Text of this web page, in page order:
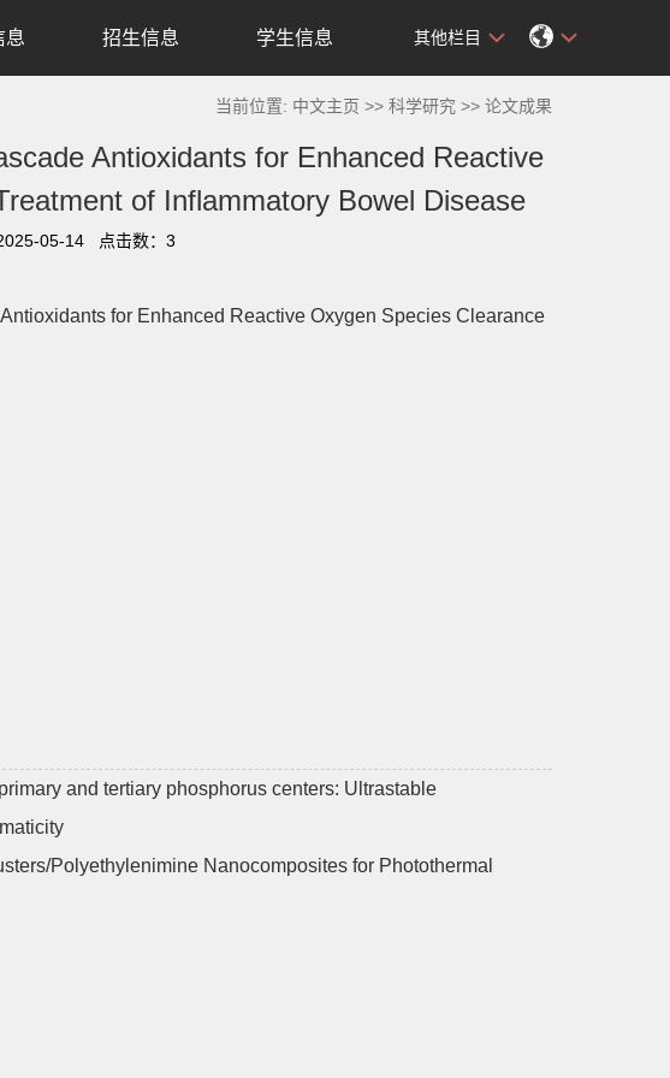
息 招生信息 学生信息 其他栏目
当前位置: 中文主页 >>科学研究 >>论文成果
Antioxidants for Enhanced Reactive
of Inflammatory Bowel Disease
05-14 点击数：3
for Enhanced Reactive Oxygen Species Clearance
and tertiary phosphorus centers: Ultrastable
Polyethylenimine Nanocomposites for Photothermal